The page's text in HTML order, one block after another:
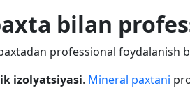
bilan
professional foydalanish
izolyatsiyasi. Mineral paxtani